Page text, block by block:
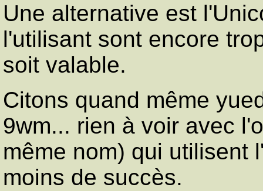
Une alternative est
l'utilisant sont encore
soit valable.
Citons quand même
9wm... rien à voir avec
même nom) qui utilisent
moins de succès.